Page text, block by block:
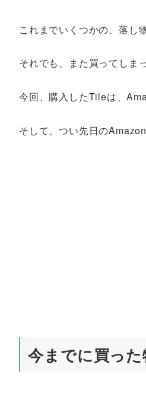
これまでいくつかの、落し
それでも、また買ってしま
今回、購入したTileは、
そして、つい先日の
今までに買った